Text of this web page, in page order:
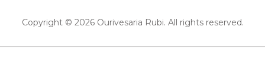
Copyright © 2026 Ourivesaria Rubi. All rights reserved.